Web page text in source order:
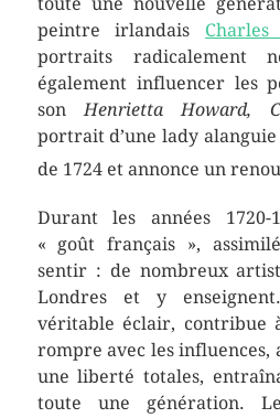
peintre irlandais Charles
portraits radicalement
également influencer les
sonHenrietta Howard,
portrait d’une lady
de 1724 et annonce un
Durant les années 1720-
« goût français »,
sentir : de nombreux
Londres et y
véritable éclair, contribue
rompre avec les influences,
une liberté totales,
toute une génération.